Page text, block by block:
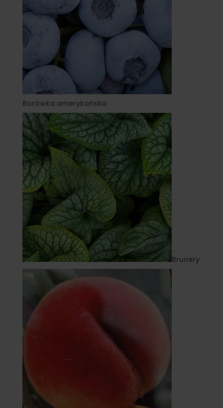
Borówka amerykańska
Brunery